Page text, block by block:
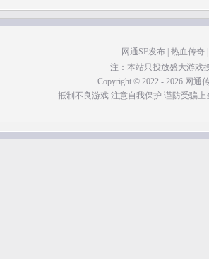
网通SF发布 热血传奇
注：本站只投放盛大游戏
Copyright © 2022 - 2026 网通
抵制不良游戏 注意自我保护 谨防受骗